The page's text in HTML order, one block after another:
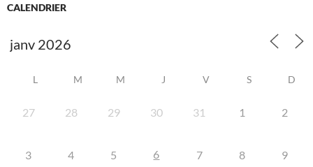
CALENDRIER
L M M J V S D
27 28 29 30 31 1 2
3 4 5 6 7 8 9